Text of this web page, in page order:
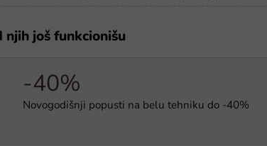
još funkcionišu
-40%
Novogodišnji popusti na belu tehniku do -40%